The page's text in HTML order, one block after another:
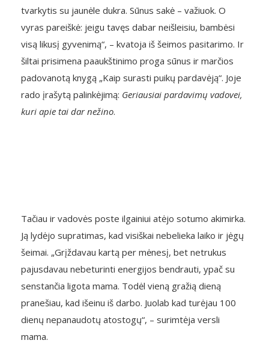
tvarkytis su jaunėle dukra. Sūnus sakė – važiuok. O
vyras pareiškė: jeigu tavęs dabar neišleisiu, bambėsi
visą likusį gyvenimą“, – kvatoja iš šeimos pasitarimo. Ir
šiltai prisimena paaukštinimo proga sūnus ir marčios
padovanotą knygą „Kaip surasti puikų pardavėją“. Joje
rado įrašytą palinkėjimą: Geriausiai pardavimų vadovei,
kuri apie tai dar nežino.
Tačiau ir vadovės poste ilgainiui atėjo sotumo akimirka.
Ją lydėjo supratimas, kad visiškai nebelieka laiko ir jėgų
šeimai. „Grįždavau kartą per mėnesį, bet netrukus
pajusdavau nebeturinti energijos bendrauti, ypač su
senstančia ligota mama. Todėl vieną gražią dieną
pranešiau, kad išeinu iš darbo. Juolab kad turėjau 100
dienų nepanaudotų atostogų“, – surimtėja versli
mama.